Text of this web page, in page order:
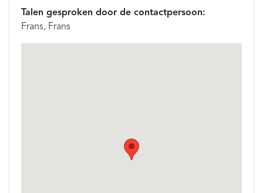
Talen gesproken door de contactpersoon:
Frans, Frans